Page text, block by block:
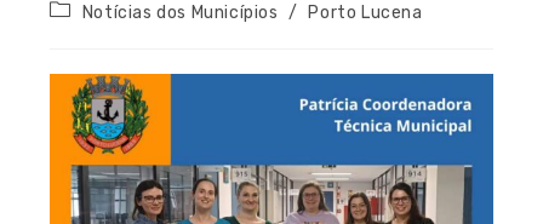
Notícias dos Municípios / Porto Lucena